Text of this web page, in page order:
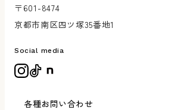
〒601-8474
京都市南区四ツ塚35番地1
Social media
各種お問い合わせ